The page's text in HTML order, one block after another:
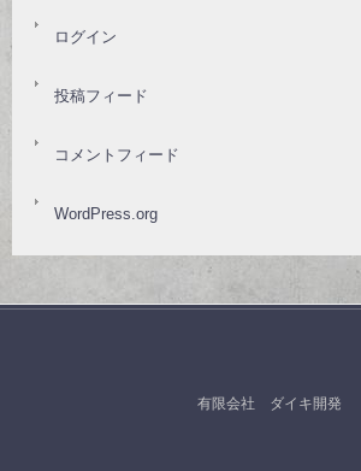
ログイン
投稿フィード
コメントフィード
WordPress.org
有限会社 ダイキ開発